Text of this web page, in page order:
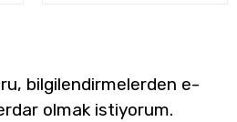
bilgilendirmelerden e-
olmak istiyorum.